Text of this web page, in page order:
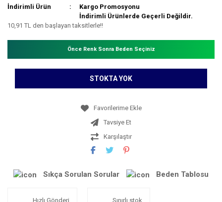
İndirimli Ürün
Kargo Promosyonu
İndirimli Ürünlerde Geçerli Değildir.
10,91 TL den başlayan taksitlerle!!
Önce Renk Sonra Beden Seçiniz
STOKTA YOK
Tavsiye Et
Karşılaştır
Sıkça Sorulan Sorular Beden Tablosu
Hızlı Gönderi Sınırlı stok